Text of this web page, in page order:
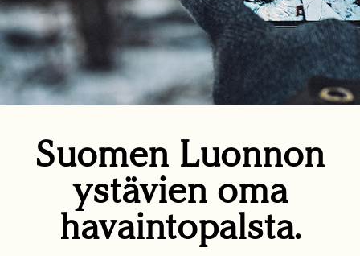
Suomen Luonnon
ystävien oma
havaintopalsta.